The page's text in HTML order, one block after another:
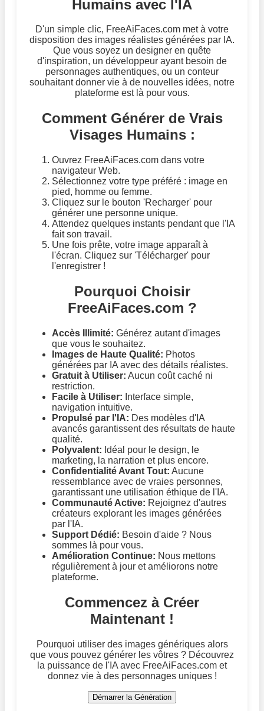
Humains avec l'IA
D'un simple clic, FreeAiFaces.com met à votre
disposition des images réalistes générées par IA.
Que vous soyez un designer en quête
d'inspiration, un développeur ayant besoin de
personnages authentiques, ou un conteur
souhaitant donner vie à de nouvelles idées, notre
plateforme est là pour vous.
Comment Générer de Vrais
Visages Humains :
Ouvrez FreeAiFaces.com dans votre
navigateur Web.
Sélectionnez votre type préféré : image en
pied, homme ou femme.
Cliquez sur le bouton 'Recharger' pour
générer une personne unique.
Attendez quelques instants pendant que l'IA
fait son travail.
Une fois prête, votre image apparaît à
l'écran. Cliquez sur 'Télécharger' pour
l'enregistrer !
Pourquoi Choisir
FreeAiFaces.com ?
Accès Illimité: Générez autant d'images
que vous le souhaitez.
Images de Haute Qualité: Photos
générées par IA avec des détails réalistes.
Gratuit à Utiliser: Aucun coût caché ni
restriction.
Facile à Utiliser: Interface simple,
navigation intuitive.
Propulsé par l'IA: Des modèles d'IA
avancés garantissent des résultats de haute
qualité.
Polyvalent: Idéal pour le design, le
marketing, la narration et plus encore.
Confidentialité Avant Tout: Aucune
ressemblance avec de vraies personnes,
garantissant une utilisation éthique de l'IA.
Communauté Active: Rejoignez d'autres
créateurs explorant les images générées
par l'IA.
Support Dédié: Besoin d'aide ? Nous
sommes là pour vous.
Amélioration Continue: Nous mettons
régulièrement à jour et améliorons notre
plateforme.
Commencez à Créer
Maintenant !
Pourquoi utiliser des images génériques alors
que vous pouvez générer les vôtres ? Découvrez
la puissance de l'IA avec FreeAiFaces.com et
donnez vie à des personnages uniques !
Démarrer la Génération